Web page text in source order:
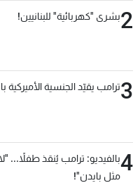
2بشرى "كهربائية" للبنانيين!
3ترامب يقيّد الجنسية الأميركية
4بالفيديو: ترامب يُنقذ طفلاً...
مثل بايدن"!